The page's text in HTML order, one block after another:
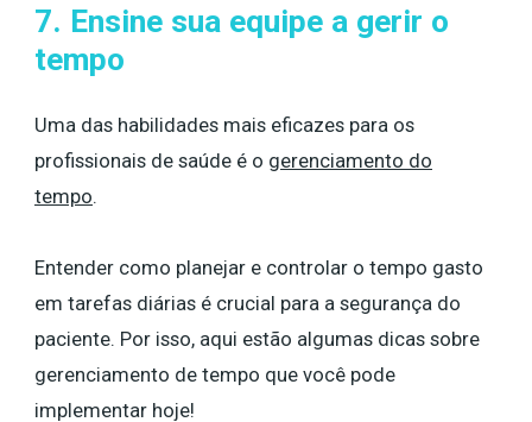
7. Ensine sua equipe a gerir o
tempo
Uma das habilidades mais eficazes para os
profissionais de saúde é o gerenciamento do
tempo.
Entender como planejar e controlar o tempo gasto
em tarefas diárias é crucial para a segurança do
paciente. Por isso, aqui estão algumas dicas sobre
gerenciamento de tempo que você pode
implementar hoje!